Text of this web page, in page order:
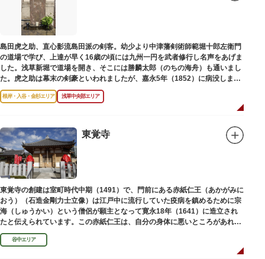
島田虎之助、直心影流島田派の剣客。幼少より中津藩剣術師範堀十郎左衛門
の道場で学び、上達が早く16歳の頃には九州一円を武者修行し名声をあげま
した。浅草新堀で道場を開き、そこには勝麟太郎（のちの海舟）も通いまし
た。虎之助は幕末の剣豪といわれましたが、嘉永5年（1852）に病没しまし
た。お墓は正定寺（しょうじょうじ）にあります。
根岸・入谷・金杉エリア 浅草中央部エリア
東覚寺
東覚寺の創建は室町時代中期（1491）で、門前にある赤紙仁王（あかがみに
おう）（石造金剛力士立像）は江戸中に流行していた疫病を鎮めるために宗
海（しゅうかい）という僧侶が願主となって寛永18年（1641）に造立され
たと伝えられています。この赤紙仁王は、自分の身体に悪いところがあれ
ば、仁王像の同じところに赤紙を貼ると病気が治ると信仰されています。
谷中エリア